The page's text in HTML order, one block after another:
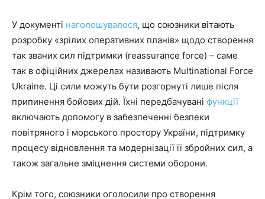
У документі наголошувалося, що союзники вітають
розробку «зрілих оперативних планів» щодо створення
так званих сил підтримки (reassurance force) – саме
так в офіційних джерелах називають Multinational Force
Ukraine. Ці сили можуть бути розгорнуті лише після
припинення бойових дій. Їхні передбачувані функції
включають допомогу в забезпеченні безпеки
повітряного і морського простору України, підтримку
процесу відновлення та модернізації її збройних сил, а
також загальне зміцнення системи оборони.
Крім того, союзники оголосили про створення